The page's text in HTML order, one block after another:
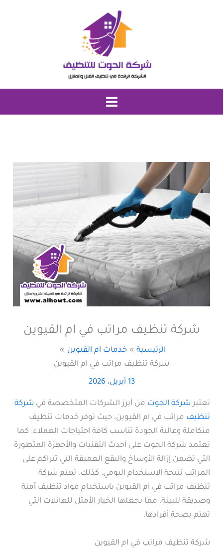
شركة تنظيف مراتب في ام القيوين
الرئيسية
خدمات ام القيوين
شركة تنظيف مراتب في ام القيوين
13 أبريل، 2026
تعتبر شركة الحوت من أبرز الشركات المتخصصة في شركة
تنظيف مراتب في ام القيوين، حيث توفر خدمات تنظيف
متكاملة وعالية الجودة تناسب كافة احتياجات العملاء. كما
تعتمد شركة الحوت على أحدث التقنيات والأجهزة المتطورة
التي تضمن إزالة الأوساخ والبقع العميقة التي تتراكم على
المراتب نتيجة الاستخدام اليومي. كذلك، تهتم شركة
تنظيف مراتب في ام القيوين باستخدام مواد تنظيف آمنة
وصديقة للبيئة، مما يجعلها الخيار الأمثل للعائلات التي
تهتم بصحة أفرادها.
شركة تنظيف مراتب في ام القيوين